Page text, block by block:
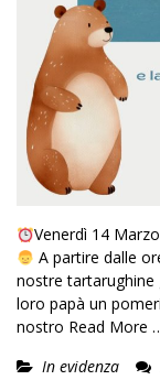
Venerdì 14
A partire dalle
nostre tartarughine
loro papà un
nostro Read More
In evidenza